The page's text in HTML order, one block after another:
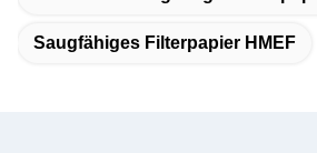
Saugfähiges Filterpapier HMEF